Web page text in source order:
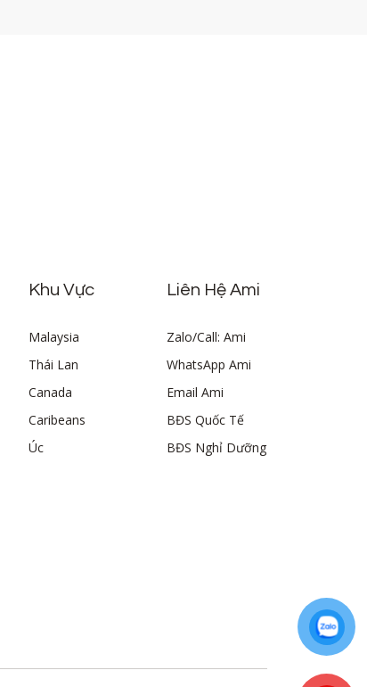
Khu Vực
Malaysia
Thái Lan
Canada
Caribeans
Úc
Liên Hệ Ami
Zalo/Call: Ami
WhatsApp Ami
Email Ami
BĐS Quốc Tế
BĐS Nghỉ Dưỡng